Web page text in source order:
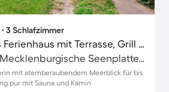
∙ 3 Schlafzimmer
Wunderschönes Ferienhaus mit Terrasse, Grill und Sauna | Seeblick
Alt Schwerin, Mecklenburgische Seenplatte, Deutschland
mit atemberaubendem Meerblick für bis
pur mit Sauna und Kamin